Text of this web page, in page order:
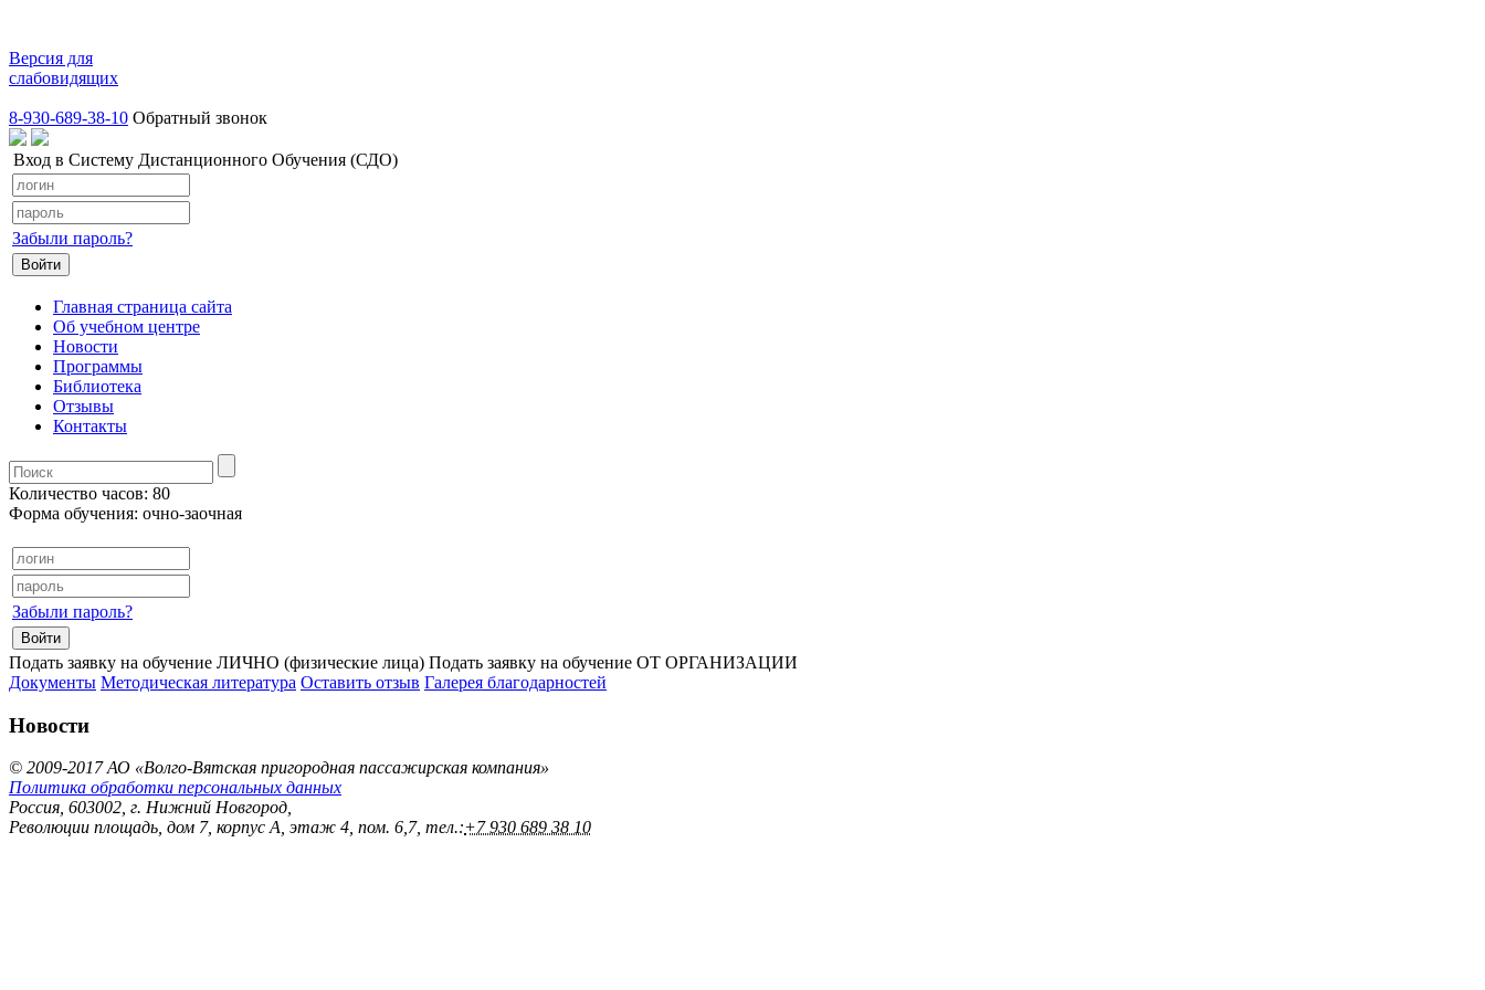
Версия для
слабовидящих
8-930-689-38-10 Обратный звонок
Вход в Систему Дистанционного Обучения (СДО)
Забыли пароль?
Главная страница сайта
Об учебном центре
Новости
Программы
Библиотека
Отзывы
Контакты
Количество часов: 80
Форма обучения: очно-заочная
Забыли пароль?
Подать заявку на обучение ЛИЧНО (физические лица) Подать заявку на обучение ОТ ОРГАНИЗАЦИИ
Документы Методическая литература Оставить отзыв Галерея благодарностей
Новости
© 2009-2017АО «Волго-Вятская пригородная пассажирская компания»
Политика обработки персональных данных
Россия, 603002, г. Нижний Новгород,
Революции площадь, дом 7, корпус А, этаж 4, пом. 6,7, тел.:+7 930 689 38 10